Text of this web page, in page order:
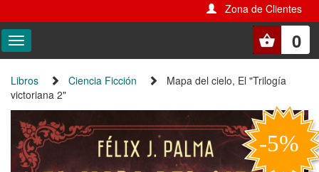
Zona de Clientes
0
Libros Ciencia Ficción
Mapa del cielo, El "Trilogía
victoriana 2"